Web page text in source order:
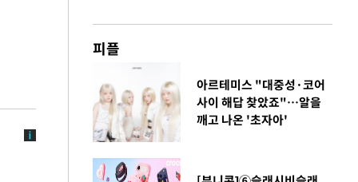
피플
아르테미스 "대중성·코어
사이 해답 찾았죠"…알을
깨고 나온 '초자아'